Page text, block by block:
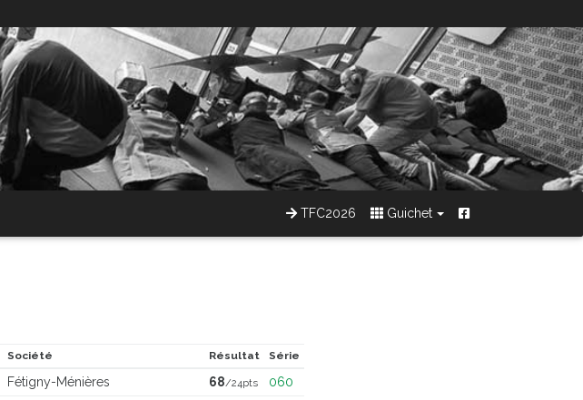
TFC2026 Guichet
Société Résultat Série
Fétigny-Ménières 68/24pts
060